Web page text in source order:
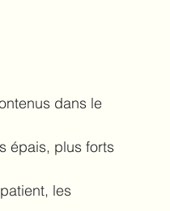
dans le
épais, plus forts
les